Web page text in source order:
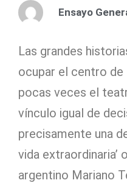
Ensayo
Las grandes
ocupar el centro de
pocas veces el
vínculo igual de
precisamente una
vida extraordinaria’
argentino Mariano